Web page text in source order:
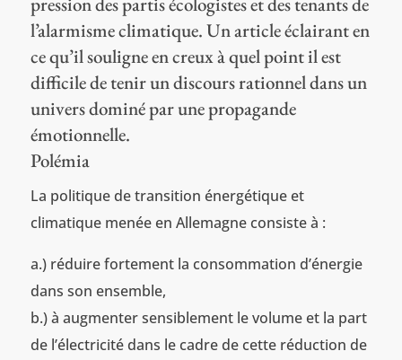
l’alarmisme climatique. Un article éclairant en
ce qu’il souligne en creux à quel point il est
difficile de tenir un discours rationnel dans un
univers dominé par une propagande
émotionnelle.
Polémia
La politique de transition énergétique et
climatique menée en Allemagne consiste à :
a.) réduire fortement la consommation d’énergie
dans son ensemble,
b.) à augmenter sensiblement le volume et la part
de l’électricité dans le cadre de cette réduction de